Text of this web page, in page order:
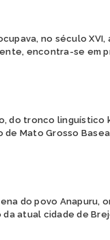
no século XVI,
encontra-se em
do tronco linguístico
Mato Grosso
do povo Anapuru,
atual cidade de